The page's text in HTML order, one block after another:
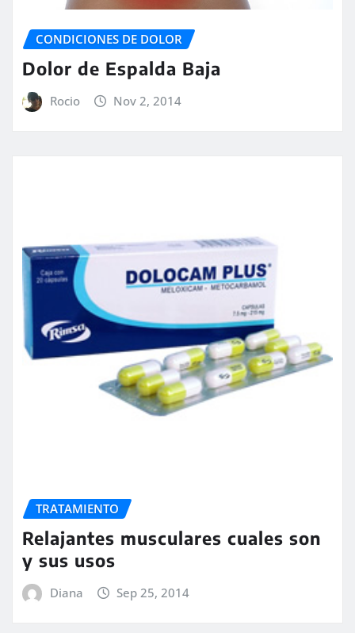
CONDICIONES DE DOLOR
Dolor de Espalda Baja
Rocio Nov 2, 2014
TRATAMIENTO
Relajantes musculares cuales son
y sus usos
Diana Sep 25, 2014